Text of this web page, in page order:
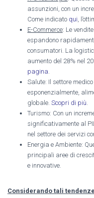
assunzioni, con un
Come indicato qui ,
E-Commerce: Le
espandono
consumatori. La
aumento del 28% nel
pagina
Salute: Il settore
esponenzialmente,
globale. Scopri di più
Turismo: Con un
significativamente al
nel settore dei servizi
Energia e Ambiente:
principali aree di
e innovative.
Considerando tali tendenze